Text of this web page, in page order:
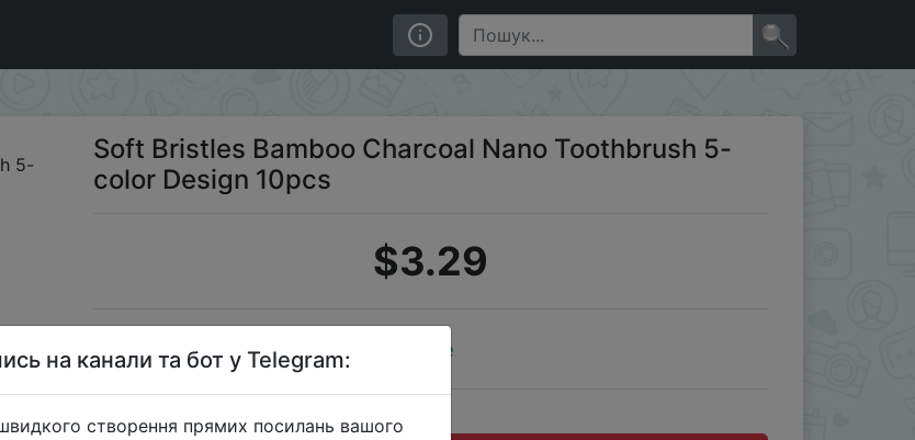
10pcs
Soft Bristles Bamboo Charcoal Nano Toothbrush 5-
color Design 10pcs
$3.29
Sale
на канали та бот у Telegram:
створення прямих посилань вашого